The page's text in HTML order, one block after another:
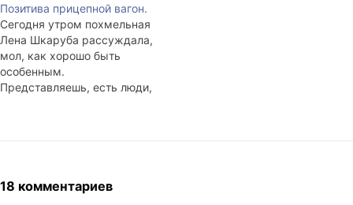
Нахожусь в
академическом отпуске. В
общежитии жить не
должен. Живу в
общежитии. Собираюсь и
дальше жить в общежитии.
Позитива прицепной вагон.
Сегодня утром похмельная
Лена Шкаруба рассуждала,
мол, как хорошо быть
особенным.
Представляешь, есть люди,
нашей копании, мол, не так
всё. У нас насыщенная
18 комментариев